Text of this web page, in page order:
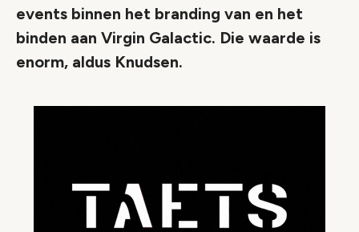
events binnen het branding van en het
binden aan Virgin Galactic. Die waarde is
enorm, aldus Knudsen.